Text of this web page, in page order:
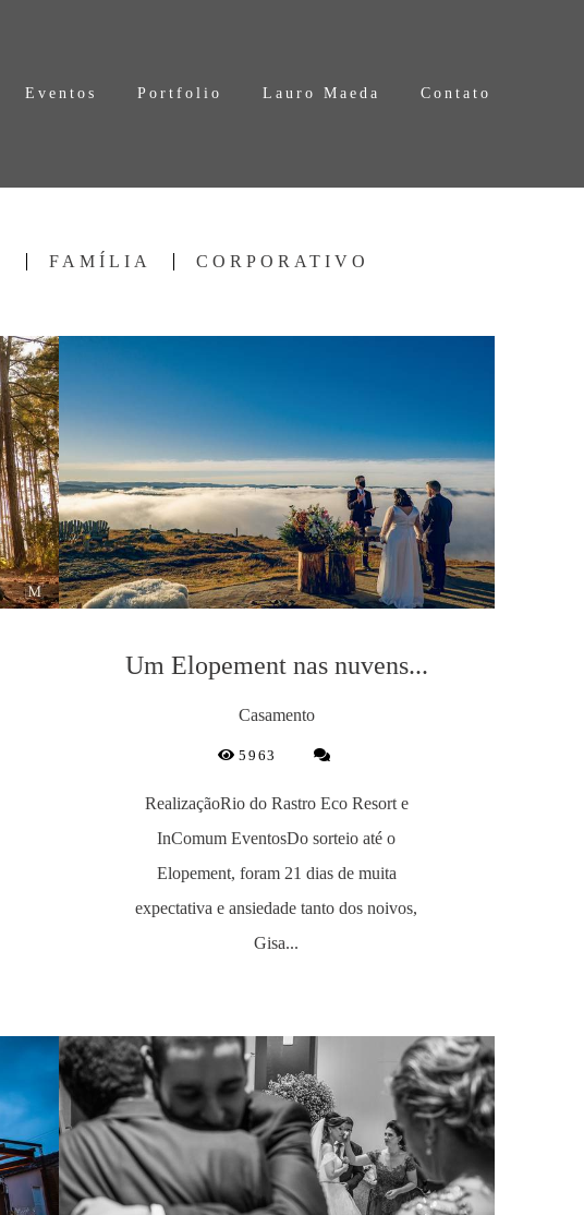
Eventos Portfolio Lauro Maeda Contato
FAMÍLIA CORPORATIVO
Um Elopement nas nuvens...
Casamento
5963
RealizaçãoRio do Rastro Eco Resort e
InComum EventosDo sorteio até o
Elopement, foram 21 dias de muita
expectativa e ansiedade tanto dos noivos,
Gisa...